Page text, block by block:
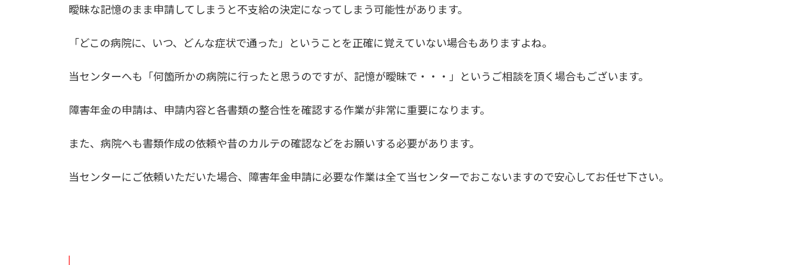
曖昧な記憶のまま申請してしまうと不支給の決定になってしまう可能性があります。
「どこの病院に、いつ、どんな症状で通った」ということを正確に覚えていない場合もありますよね。
当センターへも「何箇所かの病院に行ったと思うのですが、記憶が曖昧で・・・」というご相談を頂く場合もございます。
障害年金の申請は、申請内容と各書類の整合性を確認する作業が非常に重要になります。
また、病院へも書類作成の依頼や昔のカルテの確認などをお願いする必要があります。
当センターにご依頼いただいた場合、障害年金申請に必要な作業は全て当センターでおこないますので安心してお任せ下さい。